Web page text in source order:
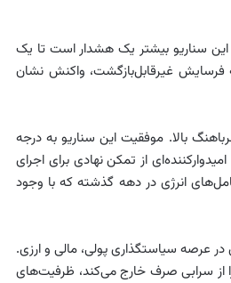
این سناریو بیشتر یک هشدار است تا یک
فرسایش غیرقابل‌بازگشت، واکنش نشان
بالا. موفقیت این سناریو به درجه
از تمکن نهادی برای اجرای
انرژی در دهه گذشته که با وجود
در عرصه سیاستگذاری پولی، مالی و ارزی.
را از سرابی صرف خارج می‌کند، ظرفیت‌های